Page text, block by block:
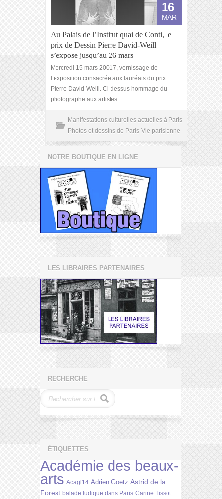
16
MAR
Au Palais de l’Institut quai de Conti, le
prix de Dessin Pierre David-Weill
s’expose jusqu’au 26 mars
Mercredi 15 mars 20017, vernissage de
l’exposition consacrée aux lauréats du prix
Pierre David-Weill. Ci-dessus hommage du
photographe aux artistes
Manifestations culturelles actuelles à Paris
Photos et dessins de Paris Vie parisienne
NOTRE BOUTIQUE EN LIGNE
LES LIBRAIRES PARTENAIRES
RECHERCHE
ÉTIQUETTES
Académie des beaux-
arts Acagl14 Adrien Goetz Astrid de la
Forest balade ludique dans Paris Carine Tissot